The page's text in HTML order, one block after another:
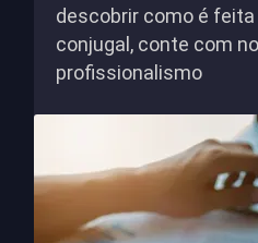
descobrir como é
conjugal, conte com
profissionalismo